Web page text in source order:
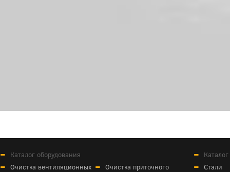
Каталог оборудования
Очистка вентиляционных
Очистка приточного
Стали